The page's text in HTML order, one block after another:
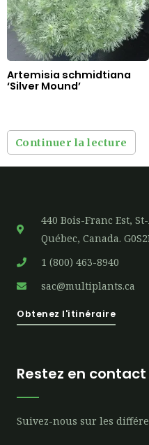
Artemisia schmidtiana
‘Silver Mound’
Continuer la lecture
440 Bois-Franc Est,
Québec, Canada.
1 (800) 463-8940
sac@multiplants.ca
Obtenez l'itinéraire
Restez en contact
Suivez-nous sur les